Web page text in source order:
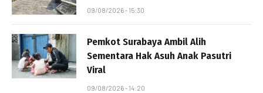
09/08/2026 - 15:30
Pemkot Surabaya Ambil Alih
Sementara Hak Asuh Anak Pasutri
Viral
09/08/2026 - 14:20